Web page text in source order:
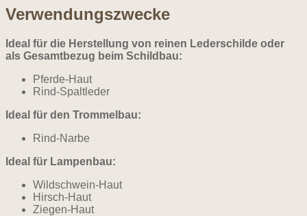
Verwendungszwecke
Ideal für die Herstellung von reinen Lederschilde oder
als Gesamtbezug beim Schildbau:
Pferde-Haut
Rind-Spaltleder
Ideal für den Trommelbau:
Rind-Narbe
Ideal für Lampenbau:
Wildschwein-Haut
Hirsch-Haut
Ziegen-Haut